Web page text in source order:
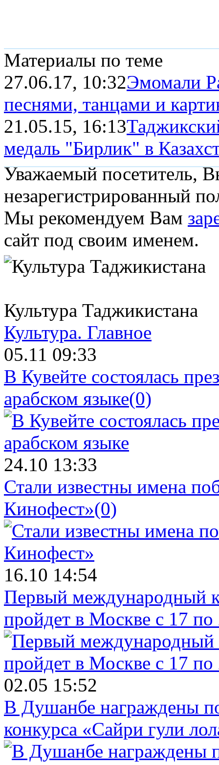
Материалы по теме
27.06.17, 10:32Эмомали
песнями, танцами и
21.05.15, 16:13
медаль "Бирлик" в
Уважаемый посетитель,
незарегистрированный
Мы рекомендуем Вам
сайт под своим именем.
Культура Таджикистана
Культура. Главное
05.11 09:33
В Кувейте состоялась
арабском языке(0)
24.10 13:33
Стали известны имена
Кинофест»(0)
16.10 14:54
Первый международный
пройдет в Москве с 17 по
02.05 15:52
В Душанбе награждены
конкурса «Сайри гули